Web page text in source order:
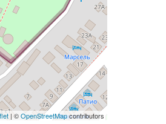
| ©OpenStreetMapcontributors